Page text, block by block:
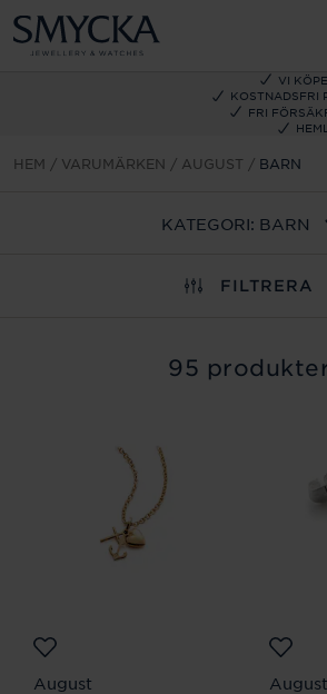
VI
KOSTNADSFRI
FRI
HEM VARUMÄRKEN AUGUST BARN
KATEGORI: BARN
FILTRERA
95
August
August